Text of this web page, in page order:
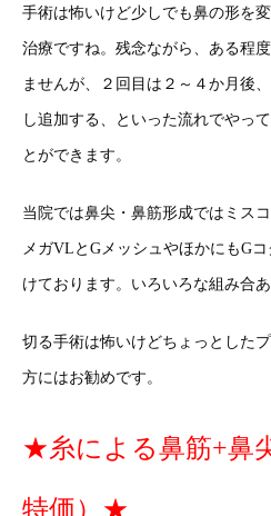
手術は怖いけど少しでも鼻の形を
治療ですね。残念ながら、ある程
ませんが、２回目は２～４か月後
し追加する、といった流れでやっ
とができます。
当院では鼻尖・鼻筋形成ではミス
メガVLとGメッシュやほかにもG
けております。いろいろな組み合
切る手術は怖いけどちょっとした
方にはお勧めです。
★糸による鼻筋+鼻
特価）★